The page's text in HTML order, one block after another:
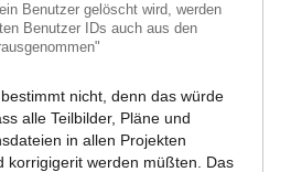
Benutzer gelöscht wird, werden
Benutzer IDs auch aus den
nicht, denn das würde
alle Teilbilder, Pläne und
in allen Projekten
korrigigerit werden müßten. Das